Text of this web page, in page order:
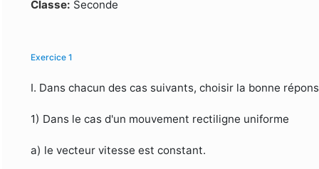
Classe: Seconde
Exercice 1
I. Dans chacun des cas suivants, choisir la bonne
1) Dans le cas d'un mouvement rectiligne uniforme
a) le vecteur vitesse est constant.